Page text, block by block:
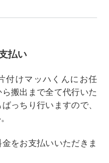
払い
付けマッハくんにお任
搬出まで全て代行いた
っちり行いますので、
をお支払いいただきま